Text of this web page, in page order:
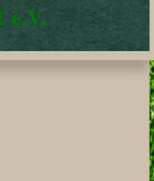
e.V.